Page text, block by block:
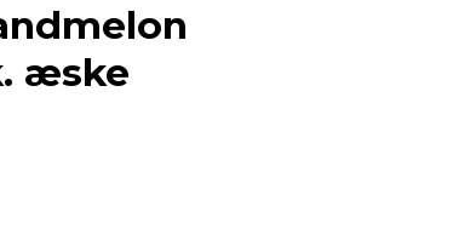
æske